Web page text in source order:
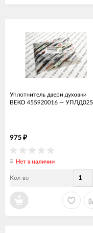
Уплотнитель двери духовки
BEKO 455920016 — УПЛД025
975 ₽
Нет в наличии
Кол-во